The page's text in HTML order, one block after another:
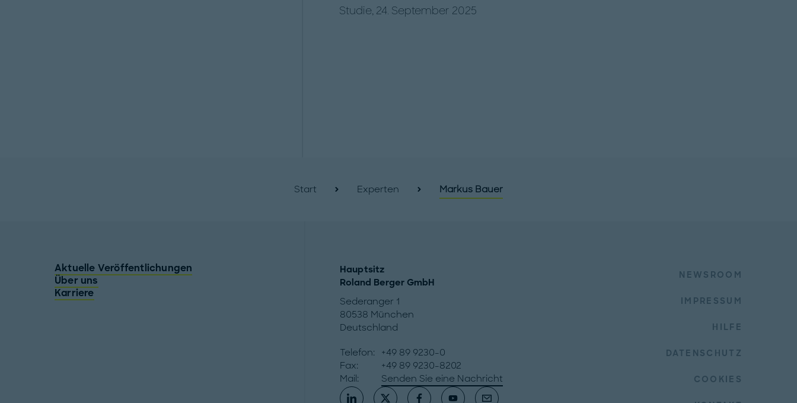
Studie, 24. September 2025
Start Experten Markus Bauer
Aktuelle Veröffentlichungen
Über uns
Karriere
Hauptsitz
Roland Berger GmbH
Sederanger 1
80538 München
Deutschland
Telefon:
+49 89 9230-0
Fax:
+49 89 9230-8202
Mail:
Senden Sie eine Nachricht
NEWSROOM
IMPRESSUM
HILFE
DATENSCHUTZ
COOKIES